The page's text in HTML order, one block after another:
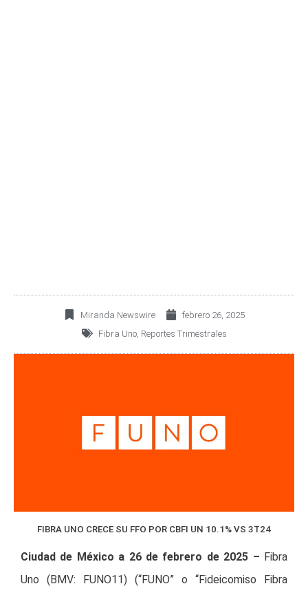
Miranda Newswire
febrero 26, 2025
Fibra Uno, Reportes Trimestrales
FIBRA UNO CRECE SU FFO POR CBFI UN 10.1% VS 3T24
Ciudad de México a 26 de febrero de 2025 – Fibra
Uno (BMV: FUNO11) (“FUNO” o “Fideicomiso Fibra